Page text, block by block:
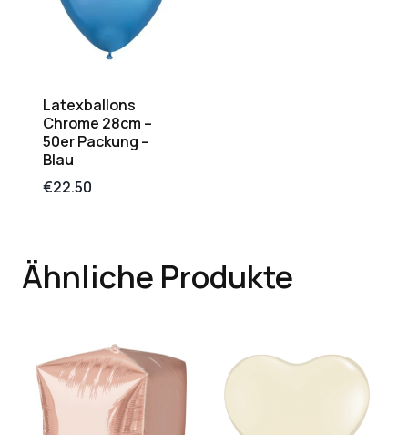
Latexballons
Chrome 28cm –
50er Packung –
Blau
€22.50
Ähnliche Produkte